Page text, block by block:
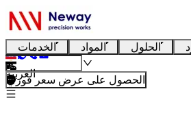
الخدمات المواد الحلول
العربية
الحصول على عرض سعر فوري